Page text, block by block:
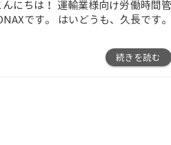
にちは！ 運輸業様向け労働時間
です。 はいどうも、久長です。
続きを読む